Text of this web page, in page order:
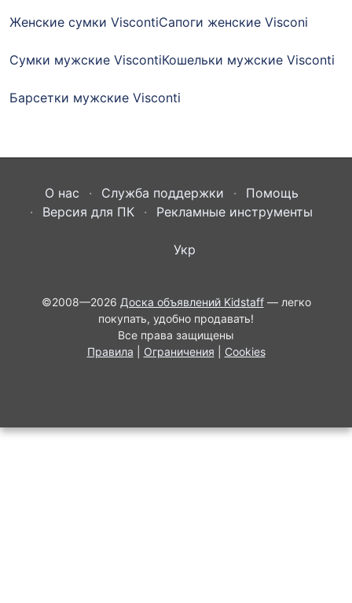
Женские сумки ViscontiСапоги женские Visconi
Сумки мужские ViscontiКошельки мужские Visconti
Барсетки мужские Visconti
О нас Служба поддержки
Помощь
Версия для ПК
Рекламные инструменты
Укр
©2008—2026 Доска объявлений Kidstaff— легко
покупать, удобно продавать!
Все права защищены
Правила
Ограничения Cookies